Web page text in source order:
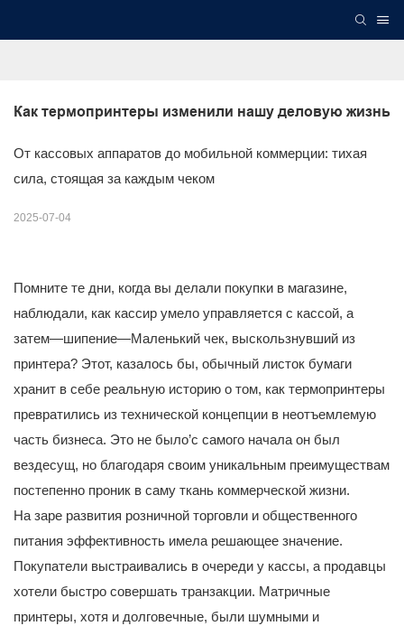
Как термопринтеры изменили нашу деловую жизнь
От кассовых аппаратов до мобильной коммерции: тихая
сила, стоящая за каждым чеком
2025-07-04
Помните те дни, когда вы делали покупки в магазине,
наблюдали, как кассир умело управляется с кассой, а
затем—шипение—Маленький чек, выскользнувший из
принтера? Этот, казалось бы, обычный листок бумаги
хранит в себе реальную историю о том, как термопринтеры
превратились из технической концепции в неотъемлемую
часть бизнеса. Это не было’с самого начала он был
вездесущ, но благодаря своим уникальным преимуществам
постепенно проник в саму ткань коммерческой жизни.
На заре развития розничной торговли и общественного
питания эффективность имела решающее значение.
Покупатели выстраивались в очереди у кассы, а продавцы
хотели быстро совершать транзакции. Матричные
принтеры, хотя и долговечные, были шумными и